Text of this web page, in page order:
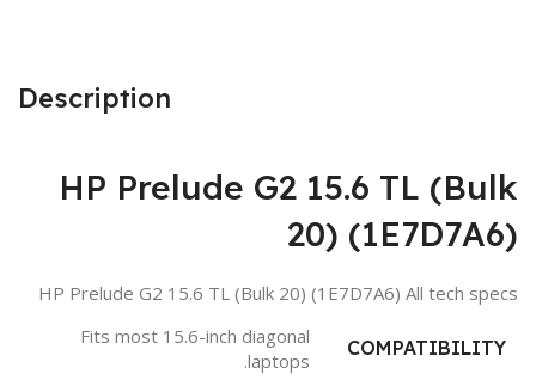
Description
HP Prelude G2 15.6 TL (Bulk
20) (1E7D7A6)
HP Prelude G2 15.6 TL (Bulk 20) (1E7D7A6) All tech specs
COMPATIBILITY
Fits most 15.6-inch diagonal
laptops.